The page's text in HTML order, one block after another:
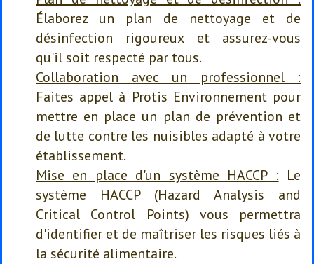
Élaborez un plan de nettoyage et de
désinfection rigoureux et assurez-vous
qu'il soit respecté par tous.
Collaboration avec un professionnel :
Faites appel à Protis Environnement pour
mettre en place un plan de prévention et
de lutte contre les nuisibles adapté à votre
établissement.
Mise en place d'un système HACCP : Le
système HACCP (Hazard Analysis and
Critical Control Points) vous permettra
d'identifier et de maîtriser les risques liés à
la sécurité alimentaire.